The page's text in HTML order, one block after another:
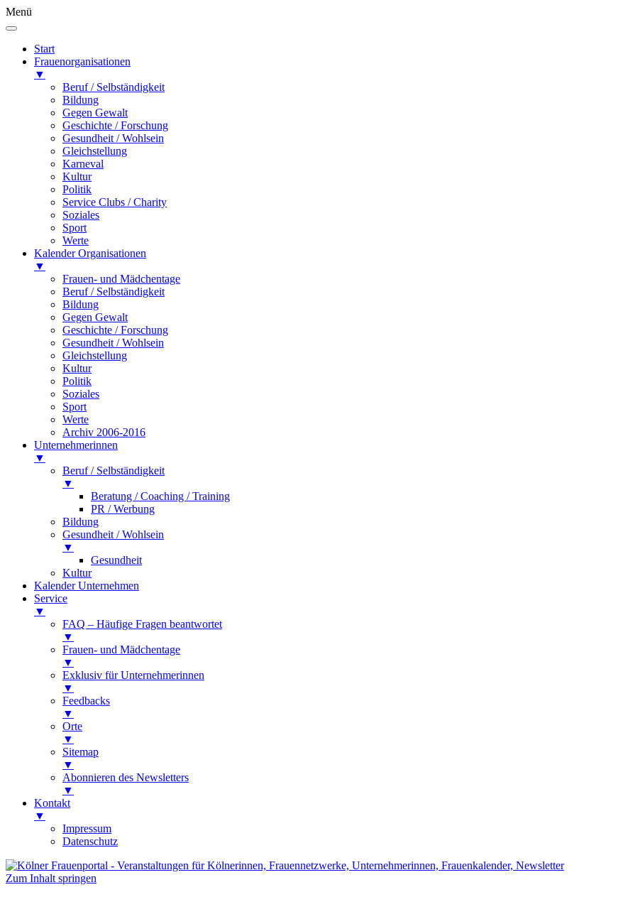
Menü
Start
Frauenorganisationen
▼
Beruf / Selbständigkeit
Bildung
Gegen Gewalt
Geschichte / Forschung
Gesundheit / Wohlsein
Gleichstellung
Karneval
Kultur
Politik
Service Clubs / Charity
Soziales
Sport
Werte
Kalender Organisationen
▼
Frauen- und Mädchentage
Beruf / Selbständigkeit
Bildung
Gegen Gewalt
Geschichte / Forschung
Gesundheit / Wohlsein
Gleichstellung
Kultur
Politik
Soziales
Sport
Werte
Archiv 2006-2016
Unternehmerinnen
▼
Beruf / Selbständigkeit
▼
Beratung / Coaching / Training
PR / Werbung
Bildung
Gesundheit / Wohlsein
▼
Gesundheit
Kultur
Kalender Unternehmen
Service
▼
FAQ – Häufige Fragen beantwortet
▼
Frauen- und Mädchentage
▼
Exklusiv für Unternehmerinnen
▼
Feedbacks
▼
Orte
▼
Sitemap
▼
Abonnieren des Newsletters
▼
Kontakt
▼
Impressum
Datenschutz
Kölner Frauenportal
Veranstaltungen für Kölnerinnen, Frauennetzwerke, Unternehmerinnen,
Zum Inhalt springen